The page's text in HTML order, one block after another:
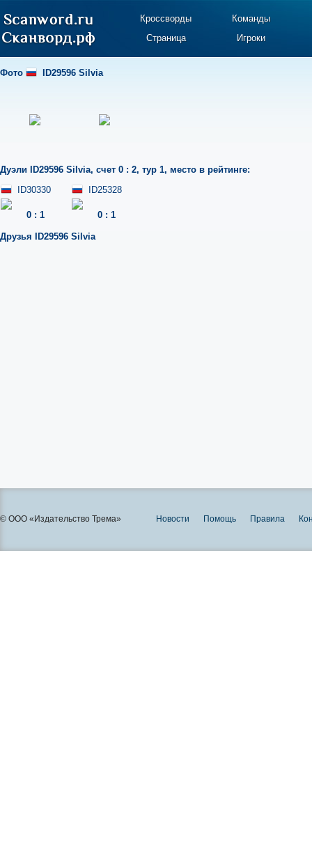
Кроссворды
Команды
Страница
Игроки
Фото ID29596 Silvia
Дуэли ID29596 Silvia, счет 0 : 2, тур 1, место в рейтинге:
ID30330
0 : 1
ID25328
0 : 1
Друзья ID29596 Silvia
© ООО «Издательство Трема» Новости Помощь Правила